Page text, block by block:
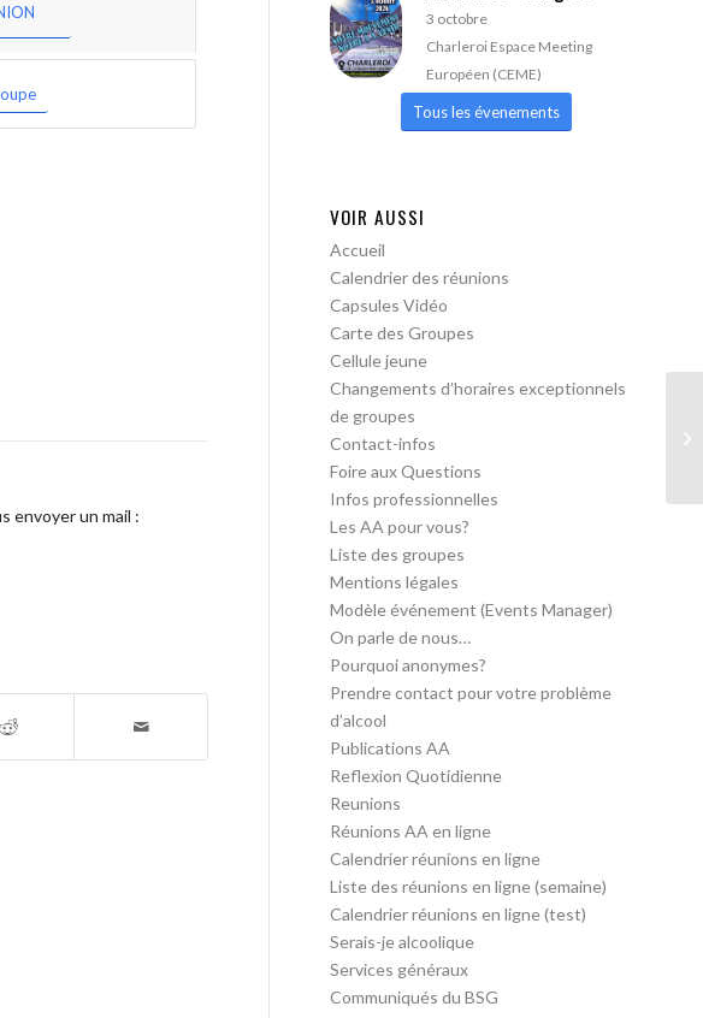
envoyer un mail :
3 octobre
Charleroi Espace Meeting
Européen (CEME)
Tous les évenements
VOIR AUSSI
Accueil
Calendrier des réunions
Capsules Vidéo
Carte des Groupes
Cellule jeune
Changements d’horaires exceptionnels
de groupes
Contact-infos
Foire aux Questions
Infos professionnelles
Les AA pour vous?
Liste des groupes
Mentions légales
Modèle événement (Events Manager)
On parle de nous…
Pourquoi anonymes?
Prendre contact pour votre problème
d’alcool
Publications AA
Reflexion Quotidienne
Reunions
Réunions AA en ligne
Calendrier réunions en ligne
Liste des réunions en ligne (semaine)
Calendrier réunions en ligne (test)
Serais-je alcoolique
Services généraux
Communiqués du BSG